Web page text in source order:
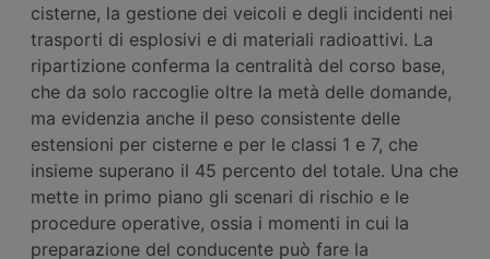
cisterne, la gestione dei veicoli e degli incidenti nei
trasporti di esplosivi e di materiali radioattivi. La
ripartizione conferma la centralità del corso base,
che da solo raccoglie oltre la metà delle domande,
ma evidenzia anche il peso consistente delle
estensioni per cisterne e per le classi 1 e 7, che
insieme superano il 45 percento del totale. Una che
mette in primo piano gli scenari di rischio e le
procedure operative, ossia i momenti in cui la
preparazione del conducente può fare la